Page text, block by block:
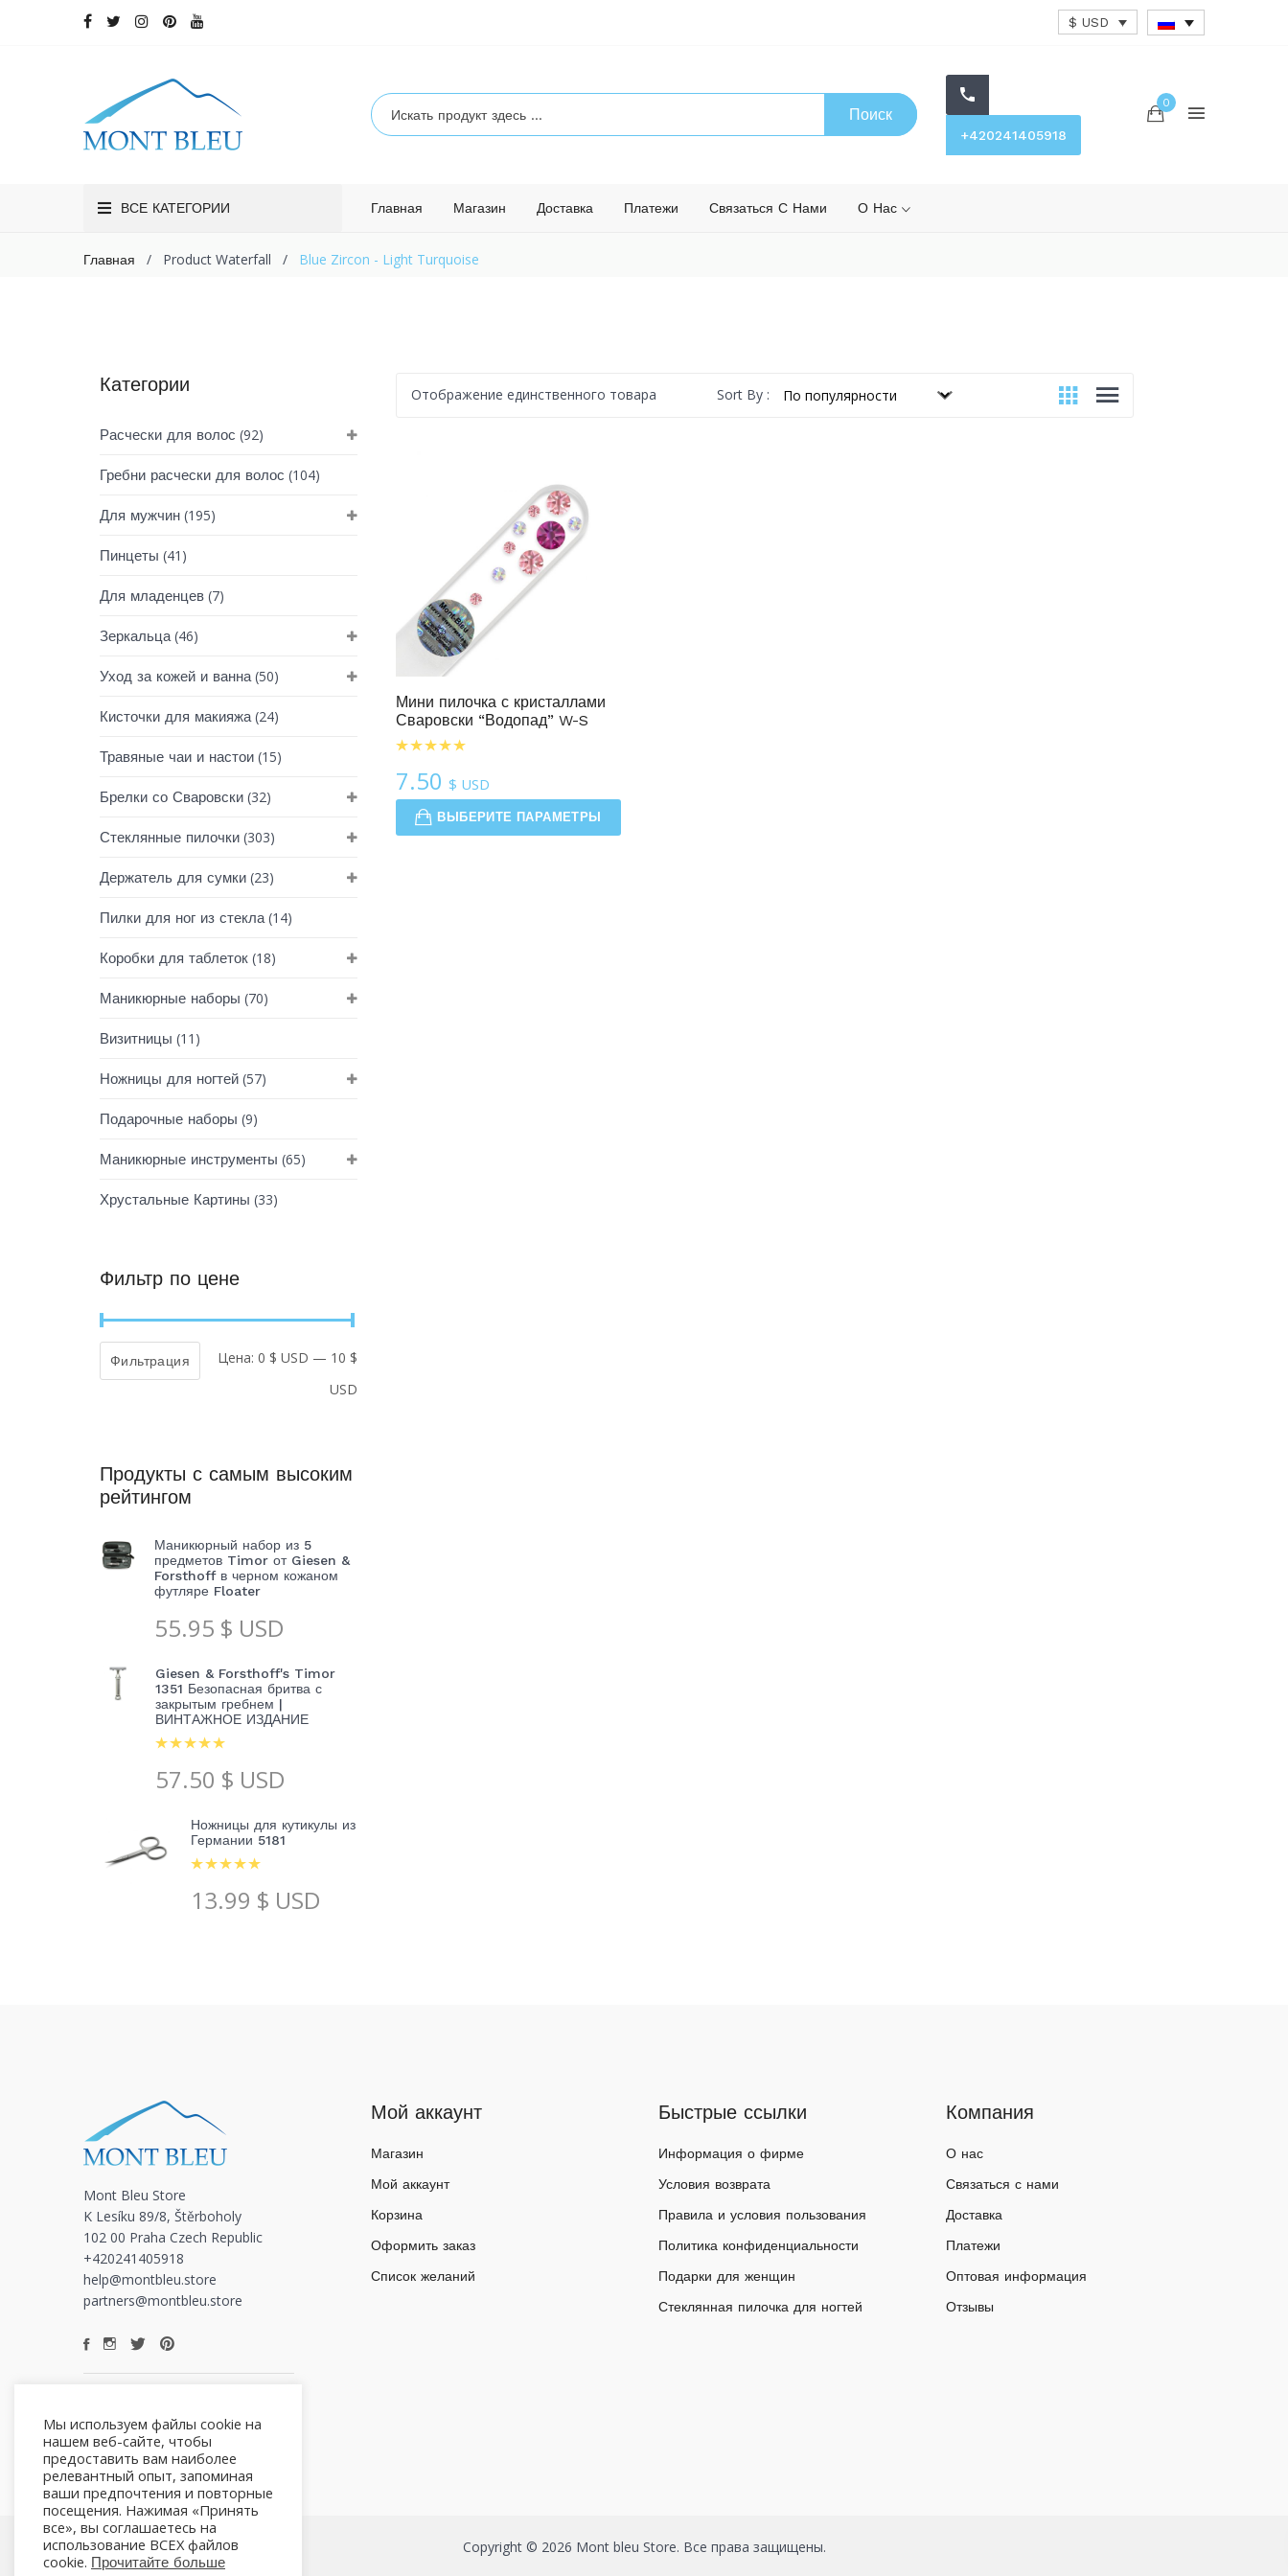
$ USD
Поиск
+420241405918
0
ВСЕ КАТЕГОРИИ Главная Магазин Доставка Платежи Связаться С Нами О Нас
Главная / Product Waterfall / Blue Zircon - Light Turquoise
Категории
Расчески для волос (92)
Гребни расчески для волос (104)
Для мужчин (195)
Пинцеты (41)
Для младенцев (7)
Зеркальца (46)
Уход за кожей и ванна (50)
Кисточки для макияжа (24)
Травяные чаи и настои (15)
Брелки со Сваровски (32)
Стеклянные пилочки (303)
Держатель для сумки (23)
Пилки для ног из стекла (14)
Коробки для таблеток (18)
Маникюрные наборы (70)
Визитницы (11)
Ножницы для ногтей (57)
Подарочные наборы (9)
Маникюрные инструменты (65)
Хрустальные Картины (33)
Фильтр по цене
Фильтрация Цена: 0 $ USD — 10 $
USD
Продукты с самым высоким
рейтингом
Маникюрный набор из 5
предметов Timor от Giesen &
Forsthoff в черном кожаном
футляре Floater
55.95 $ USD
Giesen & Forsthoff's Timor
1351 Безопасная бритва с
закрытым гребнем |
ВИНТАЖНОЕ ИЗДАНИЕ
57.50 $ USD
Ножницы для кутикулы из
Германии 5181
13.99 $ USD
Отображение единственного товара Sort By :
Мини пилочка с кристаллами
Сваровски “Водопад” W-S
7.50 $ USD
ВЫБЕРИТЕ ПАРАМЕТРЫ
Mont Bleu Store
K Lesíku 89/8, Štěrboholy
102 00 Praha Czech Republic
+420241405918
help@montbleu.store
partners@montbleu.store
Мой аккаунт
Магазин
Мой аккаунт
Корзина
Оформить заказ
Список желаний
Быстрые ссылки
Информация о фирме
Условия возврата
Правила и условия пользования
Политика конфиденциальности
Подарки для женщин
Стеклянная пилочка для ногтей
Компания
О нас
Связаться с нами
Доставка
Платежи
Оптовая информация
Отзывы
Copyright © 2026 Mont bleu Store. Все права защищены.
Мы используем файлы cookie на
нашем веб-сайте, чтобы
предоставить вам наиболее
релевантный опыт, запоминая
ваши предпочтения и повторные
посещения. Нажимая «Принять
все», вы соглашаетесь на
использование ВСЕХ файлов
cookie. Прочитайте больше